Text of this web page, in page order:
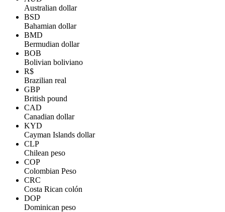
Australian dollar
BSD
Bahamian dollar
BMD
Bermudian dollar
BOB
Bolivian boliviano
R$
Brazilian real
GBP
British pound
CAD
Canadian dollar
KYD
Cayman Islands dollar
CLP
Chilean peso
COP
Colombian Peso
CRC
Costa Rican colón
DOP
Dominican peso